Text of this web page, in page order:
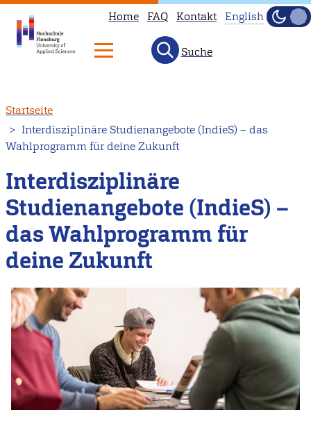
zum
Inhalt
Home FAQ Kontakt
available
to
our
page
instead.
English
Hell
Suche
Startseite
Interdisziplinäre Studienangebote (IndieS) – das
Wahlprogramm für deine Zukunft
Interdisziplinäre
Studienangebote (IndieS) –
das Wahlprogramm für
deine Zukunft